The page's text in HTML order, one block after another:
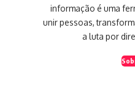
informação é uma
unir pessoas,
a luta por